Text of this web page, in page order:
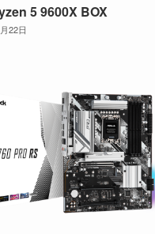
5 9600X BOX
22日